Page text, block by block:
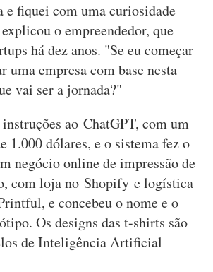
e fiquei com uma curiosidade
o empreendedor, que
há dez anos. "Se eu começar
uma empresa com base nesta
vai ser a jornada?"
ao ChatGPT, com um
1.000 dólares, e o sistema fez o
negócio online de impressão de
com loja no Shopify e logística
e concebeu o nome e o
Os designs das t-shirts são
de Inteligência Artificial